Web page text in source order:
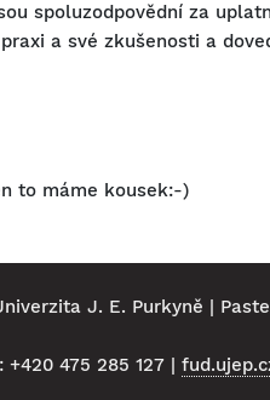
spoluzodpovědní za
a své zkušenosti a
to máme kousek:-)
J. E. Purkyně |
+420 475 285 127 |